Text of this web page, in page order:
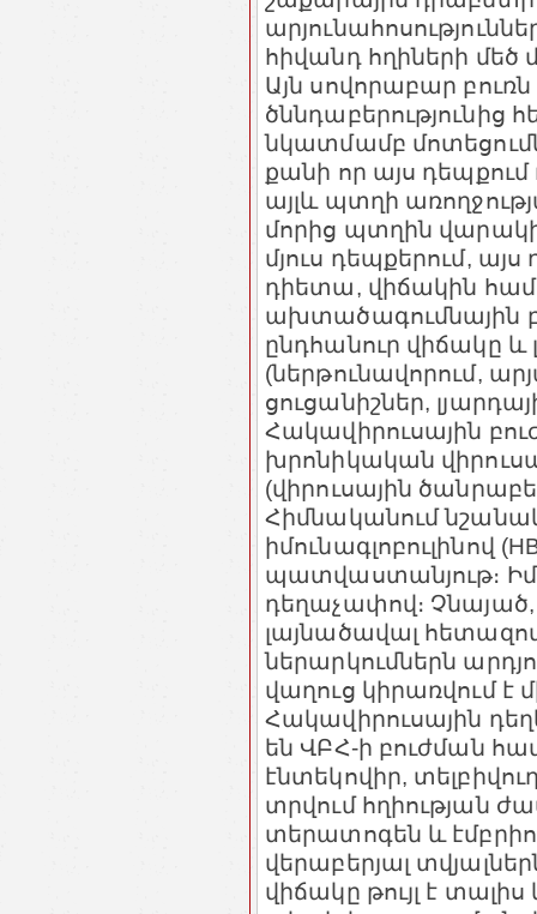
հիվանդ հղիների մեծ
Այն սովորաբար
ծննդաբերությունից
նկատմամբ
քանի որ այս դեպքում
այլև պտղի
մորից պտղին
մյուս դեպքերում,
դիետա, վիճակին
ախտածագումնային
ընդհանուր վիճակը և
(ներթունավորում,
ցուցանիշներ,
Հակավիրուսային
խրոնիկական
(վիրուսային
Հիմնականում
իմունագլոբուլինով
պատվաստանյութ։
դեղաչափով։
լայնածավալ
ներարկումներն
վաղուց կիրառվում է
Հակավիրուսային
են ՎԲՀ-ի բուժման
էնտեկովիր,
տրվում հղիության
տերատոգեն և
վերաբերյալ
վիճակը թույլ է